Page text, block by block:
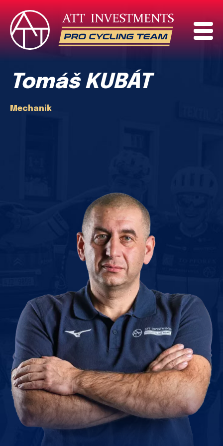
Tomáš KUBÁT
Mechanik